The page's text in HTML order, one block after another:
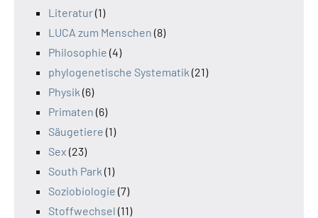
Literatur(1)
LUCA zum Menschen (8)
Philosophie (4)
phylogenetische Systematik (21)
Physik (6)
Primaten (6)
Säugetiere (1)
Sex (23)
South Park (1)
Soziobiologie (7)
Stoffwechsel (11)